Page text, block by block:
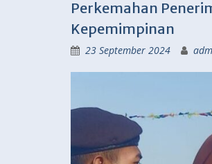
Perkemahan
Kepemimpinan
23 September 2024